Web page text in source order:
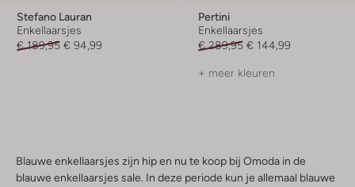
Stefano Lauran
Enkellaarsjes
€ 189,95 € 94,99
Pertini
Enkellaarsjes
€ 289,95 € 144,99
+ meer kleuren
Blauwe enkellaarsjes zijn hip en nu te koop bij Omoda in de
blauwe enkellaarsjes sale. In deze periode kun je allemaal blauwe